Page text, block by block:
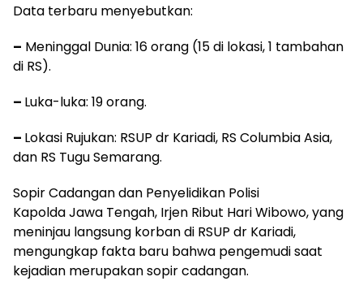
Data terbaru menyebutkan:
– Meninggal Dunia: 16 orang (15 di lokasi, 1 tambahan
di RS).
– Luka-luka: 19 orang.
– Lokasi Rujukan: RSUP dr Kariadi, RS Columbia Asia,
dan RS Tugu Semarang.
Sopir Cadangan dan Penyelidikan Polisi
Kapolda Jawa Tengah, Irjen Ribut Hari Wibowo, yang
meninjau langsung korban di RSUP dr Kariadi,
mengungkap fakta baru bahwa pengemudi saat
kejadian merupakan sopir cadangan.